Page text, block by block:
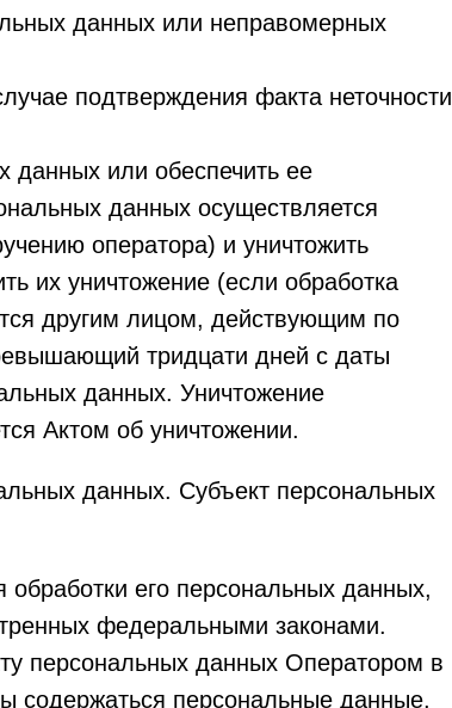
данных или неправомерных
подтверждения факта неточности
данных или обеспечить ее
данных осуществляется
оператора) и уничтожить
их уничтожение (если обработка
другим лицом, действующим по
тридцати дней с даты
данных. Уничтожение
Актом об уничтожении.
данных. Субъект персональных
его персональных данных,
федеральными законами.
персональных данных Оператором в
содержаться персональные данные,